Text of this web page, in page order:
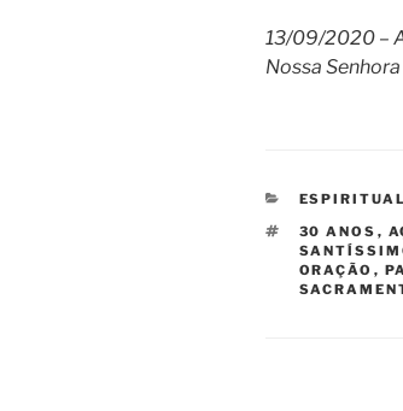
13/09/2020 –
Nossa
TAGS
30 ANOS ,
ORAÇÃO ,